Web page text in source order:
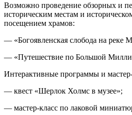
Возможно проведение обзорных и
историческим местам и
посещением храмов:
— «Богоявленская слобода на реке
— «Путешествие по Большой
Интерактивные программы и
— квест «Шерлок Холмс в музее»;
— мастер-класс по лаковой